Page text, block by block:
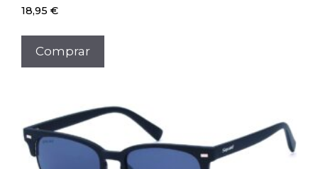
18,95 €
Comprar